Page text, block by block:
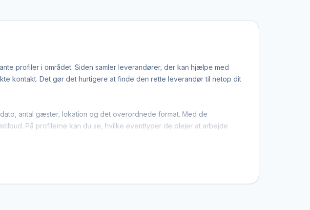
profiler i området. Siden samler leverandører, der kan hjælpe med
kontakt. Det gør det hurtigere at finde den rette leverandør til netop dit
antal gæster, lokation og det overordnede format. Med de
På profilerne kan du se, hvilke eventtyper de plejer at arbejde
i regionen. Det betyder, at du ikke kun finder dem med base i